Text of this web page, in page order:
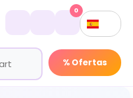
% Ofertas
0